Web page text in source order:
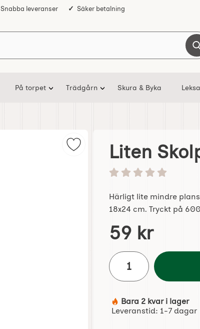
Snabba leveranser Säker betalning
På torpet Trädgårn Skura & Byka
Markera liten Skolplansch
Liten
Betyg: 0 stjärnor av 5
Härligt lite mindre
18x24 cm. Tryckt på
Handla denna produkt
pris
59 kr
antal
Tillgänglighet:
Bara 2 kvar i lager
Leveranstid: 1-7 dagar